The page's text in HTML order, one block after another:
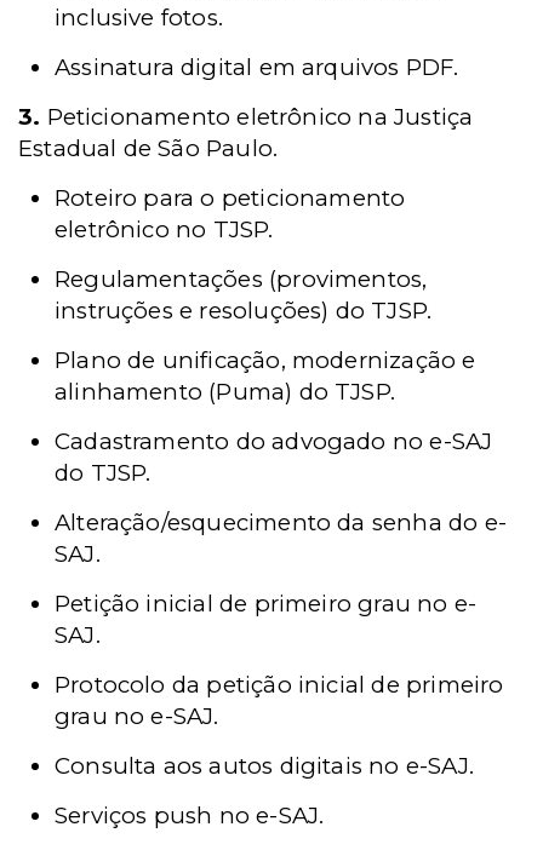
inclusive fotos.
Assinatura digital em arquivos PDF.
3. Peticionamento eletrônico na Justiça
Estadual de São Paulo.
Roteiro para o peticionamento
eletrônico no TJSP.
Regulamentações (provimentos,
instruções e resoluções) do TJSP.
Plano de unificação, modernização e
alinhamento (Puma) do TJSP.
Cadastramento do advogado no e-SAJ
do TJSP.
Alteração/esquecimento da senha do e-
SAJ.
Petição inicial de primeiro grau no e-
SAJ.
Protocolo da petição inicial de primeiro
grau no e-SAJ.
Consulta aos autos digitais no e-SAJ.
Serviços push no e-SAJ.